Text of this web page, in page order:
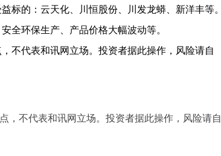
标的：云天化、川恒股份、川发龙蟒、新洋丰等。
环保生产、产品价格大幅波动等。
不代表和讯网立场。投资者据此操作，风险请自
，不代表和讯网立场。投资者据此操作，风险请自